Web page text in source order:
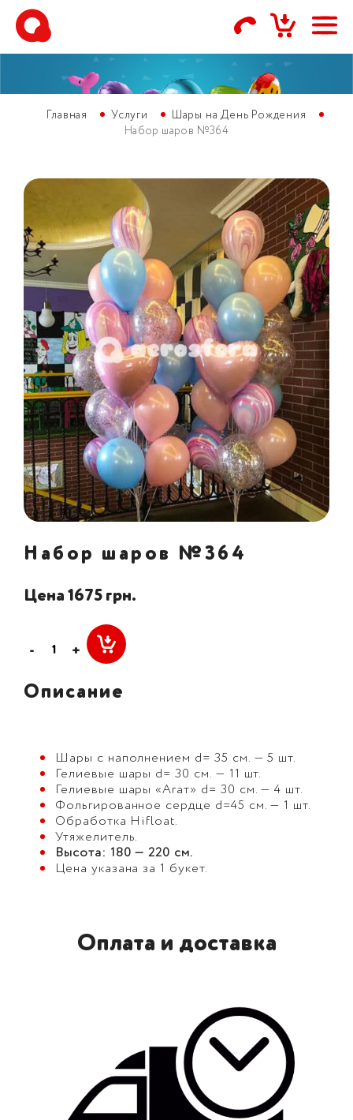
Главная Услуги
Шары на День Рождения
Набор шаров №364
Набор шаров №364
Цена 1675 грн.
- +
Описание
Шары с наполнением d= 35 см. — 5 шт.
Гелиевые шары d= 30 см. — 11 шт.
Гелиевые шары «Агат» d= 30 см. — 4 шт.
Фольгированное сердце d=45 см. — 1 шт.
Обработка Hifloat.
Утяжелитель.
Высота: 180 — 220 см.
Цена указана за 1 букет.
Оплата и доставка